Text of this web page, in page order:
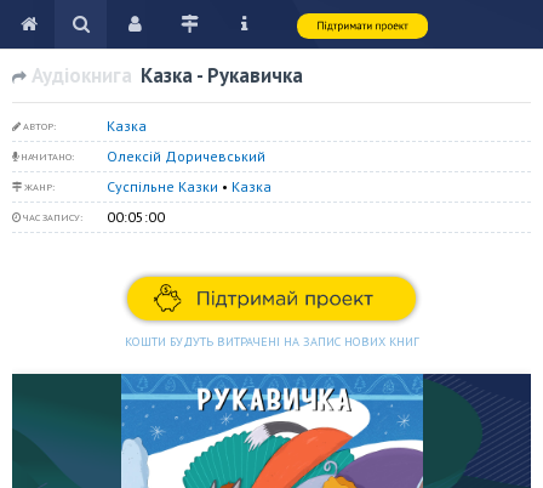
Аудіокнига Казка - Рукавичка
АВТОР: Казка
НАЧИТАНО: Олексій Доричевський
ЖАНР: Суспільне Казки • Казка
ЧАС ЗАПИСУ: 00:05:00
КОШТИ БУДУТЬ ВИТРАЧЕНІ НА ЗАПИС НОВИХ КНИГ